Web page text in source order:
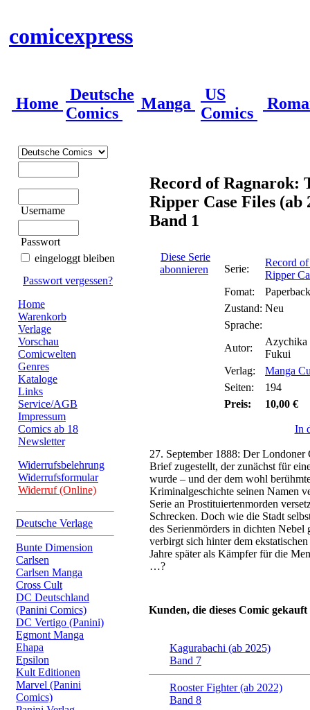
comicexpress
Home
Deutsche
Comics
Manga
US
Comics
Username
Passwort
eingeloggt bleiben
Passwort vergessen?
Home
Warenkorb
Verlage
Vorschau
Comicwelten
Genres
Kataloge
Links
Service/AGB
Impressum
Comics ab 18
Newsletter
Widerrufsbelehrung
Widerrufsformular
Widerruf (Online)
Deutsche Verlage
Bunte Dimension
Carlsen
Carlsen Manga
Cross Cult
DC Deutschland
(Panini Comics)
DC Vertigo (Panini)
Egmont Manga
Ehapa
Epsilon
Kult Editionen
Marvel (Panini
Comics)
Record of Ragnarok:
Ripper Case Files (ab
Band 1
Diese Serie
abonnieren
Serie:
Record
Ripper
Fomat:
Paperback
Zustand: Neu
Sprache:
Autor:
Azychika
Fukui
Verlag:
Manga
Seiten:
194
Preis:
10,00 €
In
27. September 1888: Der
Brief zugestellt, der zunächst für
wurde – und der dem wohl
Kriminalgeschichte seinen Namen
Serie an Prostituiertenmorden
Schrecken. Doch wie die Stadt
des Serienmörders in dichten Nebel
verbirgt sich hinter dem
Jahre später als Kämpfer für die
…?
Kunden, die dieses Comic
Kagurabachi (ab 2025)
Band 7
Rooster Fighter (ab 2022)
Band 8